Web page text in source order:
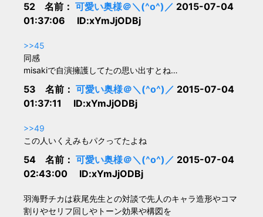
52 名前： 可愛い奥様＠＼(^o^)／ 2015-07-04
01:37:06 ID:xYmJjODBj
>>45
同感
misakiで自演擁護してたの思い出すとね…
53 名前： 可愛い奥様＠＼(^o^)／ 2015-07-04
01:37:11 ID:xYmJjODBj
>>49
この人いくえみもパクってたよね
54 名前： 可愛い奥様＠＼(^o^)／ 2015-07-04
02:43:00 ID:xYmJjODBj
羽海野チカは萩尾先生との対談で先人のキャラ造形やコマ
割りやセリフ回しやトーン効果や構図を